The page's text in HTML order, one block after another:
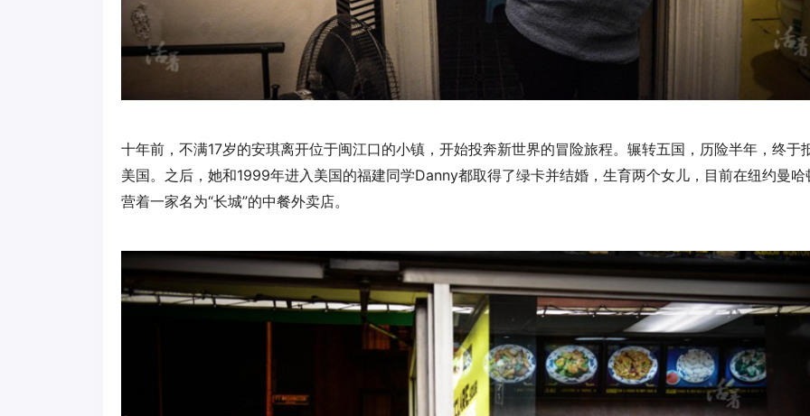
十年前，不满17岁的安琪离开位于闽江口的小镇，开始投奔新世界的冒险旅程。辗转五国，历险半年，终于
美国。之后，她和1999年进入美国的福建同学Danny都取得了绿卡并结婚，生育两个女儿，目前在纽约曼哈
营着一家名为“长城”的中餐外卖店。